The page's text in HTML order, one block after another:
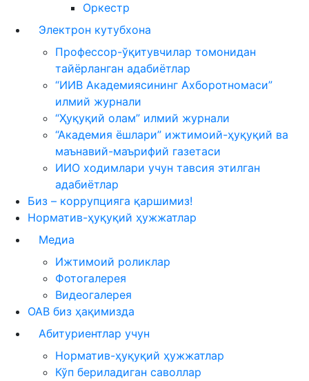
Оркестр
Электрон кутубхона
Профессор-ўқитувчилар томонидан
тайёрланган адабиётлар
“ИИВ Академиясининг Ахборотномаси”
илмий журнали
“Ҳуқуқий олам” илмий журнали
“Академия ёшлари” ижтимоий-ҳуқуқий ва
маънавий-маърифий газетаси
ИИО ходимлари учун тавсия этилган
адабиётлар
Биз – коррупцияга қаршимиз!
Норматив-ҳуқуқий ҳужжатлар
Медиа
Ижтимоий роликлар
Фотогалерея
Видеогалерея
ОАВ биз ҳақимизда
Абитуриентлар учун
Норматив-ҳуқуқий ҳужжатлар
Кўп бериладиган саволлар